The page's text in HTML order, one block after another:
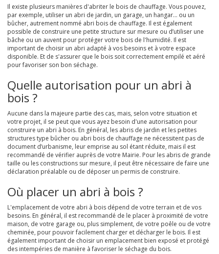
Il existe plusieurs manières d'abriter le bois de chauffage. Vous pouvez,
par exemple, utiliser un abri de jardin, un garage, un hangar… ou un
bûcher, autrement nommé abri bois de chauffage. Il est également
possible de construire une petite structure sur mesure ou d’utiliser une
bâche ou un auvent pour protéger votre bois de l'humidité. Il est
important de choisir un abri adapté à vos besoins et à votre espace
disponible. Et de s'assurer que le bois soit correctement empilé et aéré
pour favoriser son bon séchage.
Quelle autorisation pour un abri à
bois ?
Aucune dans la majeure partie des cas, mais, selon votre situation et
votre projet, il se peut que vous ayez besoin d'une autorisation pour
construire un abri à bois. En général, les abris de jardin et les petites
structures type bûcher ou abri bois de chauffage ne nécessitent pas de
document d’urbanisme, leur emprise au sol étant réduite, mais il est
recommandé de vérifier auprès de votre Mairie. Pour les abris de grande
taille ou les constructions sur mesure, il peut être nécessaire de faire une
déclaration préalable ou de déposer un permis de construire.
Où placer un abri à bois ?
L'emplacement de votre abri à bois dépend de votre terrain et de vos
besoins. En général, il est recommandé de le placer à proximité de votre
maison, de votre garage ou, plus simplement, de votre poêle ou de votre
cheminée, pour pouvoir facilement charger et décharger le bois. Il est
également important de choisir un emplacement bien exposé et protégé
des intempéries de manière à favoriser le séchage du bois.